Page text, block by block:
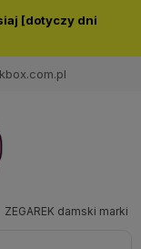
[dotyczy dni
ZEGAREK damski marki